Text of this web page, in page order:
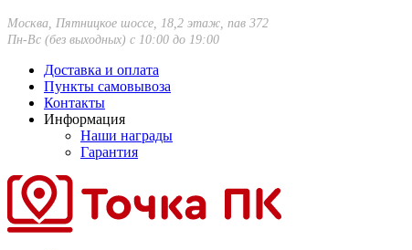
Москва, Пятницкое шоссе, 18,2 этаж, пав 372
Пн-Вс (без выходных) с 10:00 до 19:00
Доставка и оплата
Пункты самовывоза
Контакты
Информация
Наши награды
Гарантия